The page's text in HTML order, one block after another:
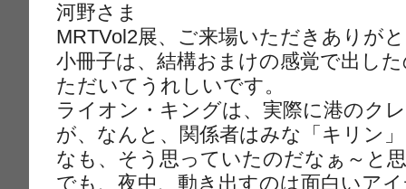
河野さま
MRTVol2展、ご来場いただきありが
小冊子は、結構おまけの感覚で出し
ただいてうれしいです。
ライオン・キングは、実際に港のク
が、なんと、関係者はみな「キリン
なも、そう思っていたのだなぁ～と
でも、夜中、動き出すのは面白いア